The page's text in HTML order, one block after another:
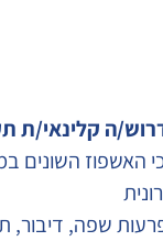
ה קלינאי/ת
האשפוז השונים
שפה, דיבור,